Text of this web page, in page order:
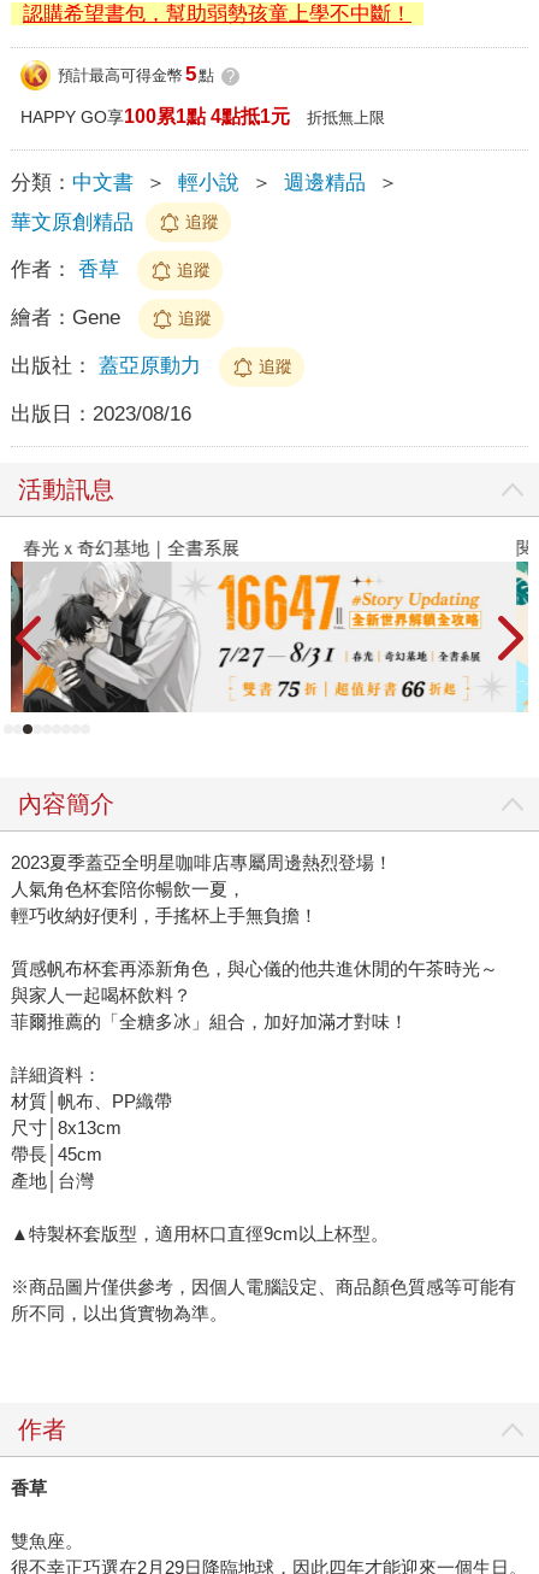
認購希望書包，幫助弱勢孩童上學不中斷！
預計最高可得金幣 5點 ?
HAPPY GO享100累1點 4點抵1元 折抵無上限
分類： 中文書 ＞ 輕小說 ＞ 週邊精品
＞
華文原創精品
追蹤
作者： 香草 追蹤
繪者： Gene 追蹤
出版社： 蓋亞原動力 追蹤
出版日： 2023/08/16
活動訊息
春光ｘ奇幻基地｜全書系展 閱
內容簡介
2023夏季蓋亞全明星咖啡店專屬周邊熱烈登場！
人氣角色杯套陪你暢飲一夏，
輕巧收納好便利，手搖杯上手無負擔！
質感帆布杯套再添新角色，與心儀的他共進休閒的午茶時光～
與家人一起喝杯飲料？
菲爾推薦的「全糖多冰」組合，加好加滿才對味！
詳細資料：
材質│帆布、PP織帶
尺寸│8x13cm
帶長│45cm
產地│台灣
▲特製杯套版型，適用杯口直徑9cm以上杯型。
※商品圖片僅供參考，因個人電腦設定、商品顏色質感等可能有
所不同，以出貨實物為準。
作者
香草
雙魚座。
很不幸正巧選在2月29日降臨地球，因此四年才能迎來一個生日。